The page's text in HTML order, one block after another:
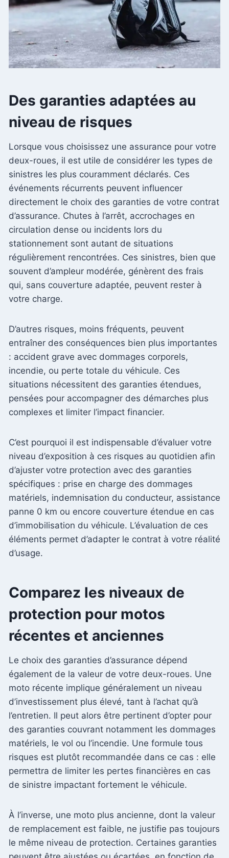
Des garanties adaptées au
niveau de risques
Lorsque vous choisissez une assurance pour votre
deux-roues, il est utile de considérer les types de
sinistres les plus couramment déclarés. Ces
événements récurrents peuvent influencer
directement le choix des garanties de votre contrat
d’assurance. Chutes à l’arrêt, accrochages en
circulation dense ou incidents lors du
stationnement sont autant de situations
régulièrement rencontrées. Ces sinistres, bien que
souvent d’ampleur modérée, génèrent des frais
qui, sans couverture adaptée, peuvent rester à
votre charge.
D’autres risques, moins fréquents, peuvent
entraîner des conséquences bien plus importantes
: accident grave avec dommages corporels,
incendie, ou perte totale du véhicule. Ces
situations nécessitent des garanties étendues,
pensées pour accompagner des démarches plus
complexes et limiter l’impact financier.
C’est pourquoi il est indispensable d’évaluer votre
niveau d’exposition à ces risques au quotidien afin
d’ajuster votre protection avec des garanties
spécifiques : prise en charge des dommages
matériels, indemnisation du conducteur, assistance
panne 0 km ou encore couverture étendue en cas
d’immobilisation du véhicule. L’évaluation de ces
éléments permet d’adapter le contrat à votre réalité
d’usage.
Comparez les niveaux de
protection pour motos
récentes et anciennes
Le choix des garanties d’assurance dépend
également de la valeur de votre deux-roues. Une
moto récente implique généralement un niveau
d’investissement plus élevé, tant à l’achat qu’à
l’entretien. Il peut alors être pertinent d’opter pour
des garanties couvrant notamment les dommages
matériels, le vol ou l’incendie. Une formule tous
risques est plutôt recommandée dans ce cas : elle
permettra de limiter les pertes financières en cas
de sinistre impactant fortement le véhicule.
À l’inverse, une moto plus ancienne, dont la valeur
de remplacement est faible, ne justifie pas toujours
le même niveau de protection. Certaines garanties